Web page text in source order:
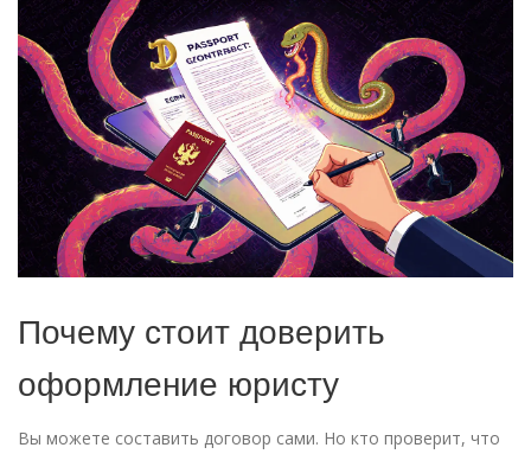
Почему стоит доверить
оформление юристу
Вы можете составить договор сами. Но кто проверит, что